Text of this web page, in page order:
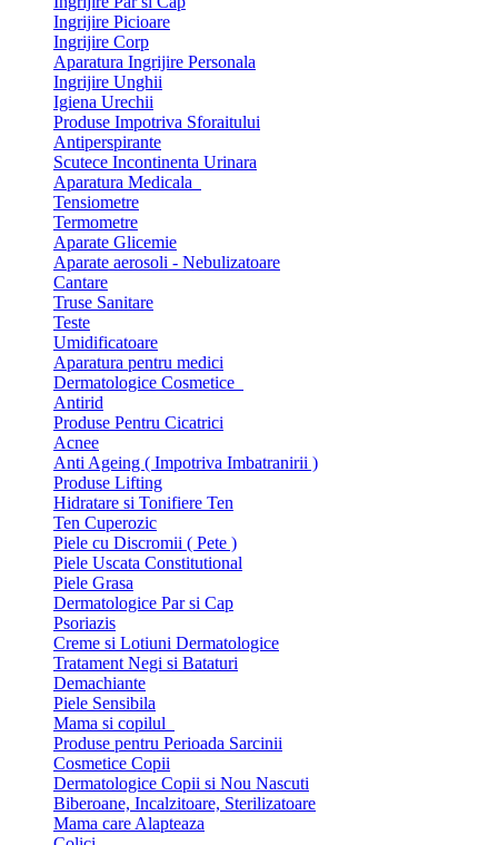
Ingrijire Picioare
Ingrijire Corp
Aparatura Ingrijire Personala
Ingrijire Unghii
Igiena Urechii
Produse Impotriva Sforaitului
Antiperspirante
Scutece Incontinenta Urinara
Aparatura Medicala
Tensiometre
Termometre
Aparate Glicemie
Aparate aerosoli - Nebulizatoare
Cantare
Truse Sanitare
Teste
Umidificatoare
Aparatura pentru medici
Dermatologice Cosmetice
Antirid
Produse Pentru Cicatrici
Acnee
Anti Ageing ( Impotriva Imbatranirii )
Produse Lifting
Hidratare si Tonifiere Ten
Ten Cuperozic
Piele cu Discromii ( Pete )
Piele Uscata Constitutional
Piele Grasa
Dermatologice Par si Cap
Psoriazis
Creme si Lotiuni Dermatologice
Tratament Negi si Bataturi
Demachiante
Piele Sensibila
Mama si copilul
Produse pentru Perioada Sarcinii
Cosmetice Copii
Dermatologice Copii si Nou Nascuti
Biberoane, Incalzitoare, Sterilizatoare
Mama care Alapteaza